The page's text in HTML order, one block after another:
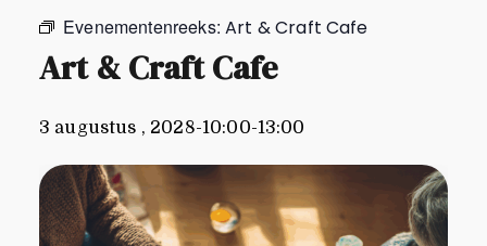
Evenementenreeks:Art & Craft Cafe
Art & Craft Cafe
3 augustus , 2028-10:00-13:00